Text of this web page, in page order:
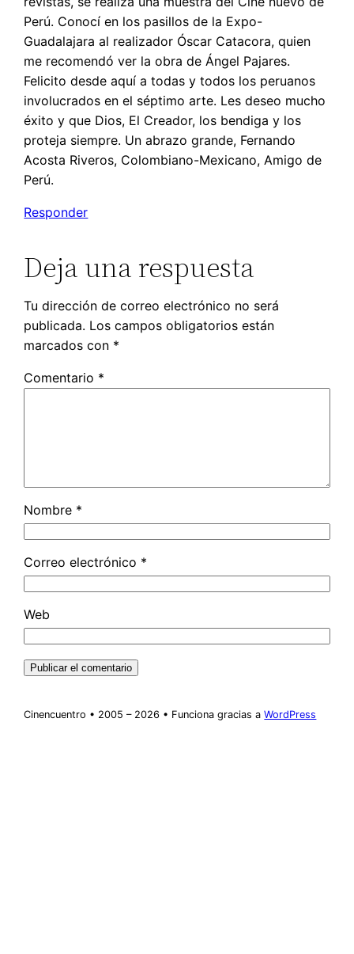
Perú. Conocí en los pasillos de la Expo-
Guadalajara al realizador Óscar Catacora, quien
me recomendó ver la obra de Ángel Pajares.
Felicito desde aquí a todas y todos los peruanos
involucrados en el séptimo arte. Les deseo mucho
éxito y que Dios, El Creador, los bendiga y los
proteja siempre. Un abrazo grande, Fernando
Acosta Riveros, Colombiano-Mexicano, Amigo de
Perú.
Responder
Deja una respuesta
Tu dirección de correo electrónico no será
publicada. Los campos obligatorios están
marcados con *
Comentario *
Nombre *
Correo electrónico *
Web
Cinencuentro • 2005 – 2026 • Funciona gracias aWordPress